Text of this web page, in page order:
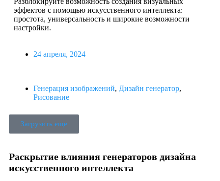
эффектов с помощью искусственного интеллекта:
простота, универсальность и широкие возможности
настройки.
24 апреля, 2024
Генерация изображений, Дизайн генератор,
Рисование
Загрузить еще
Раскрытие влияния генераторов дизайна
искусственного интеллекта